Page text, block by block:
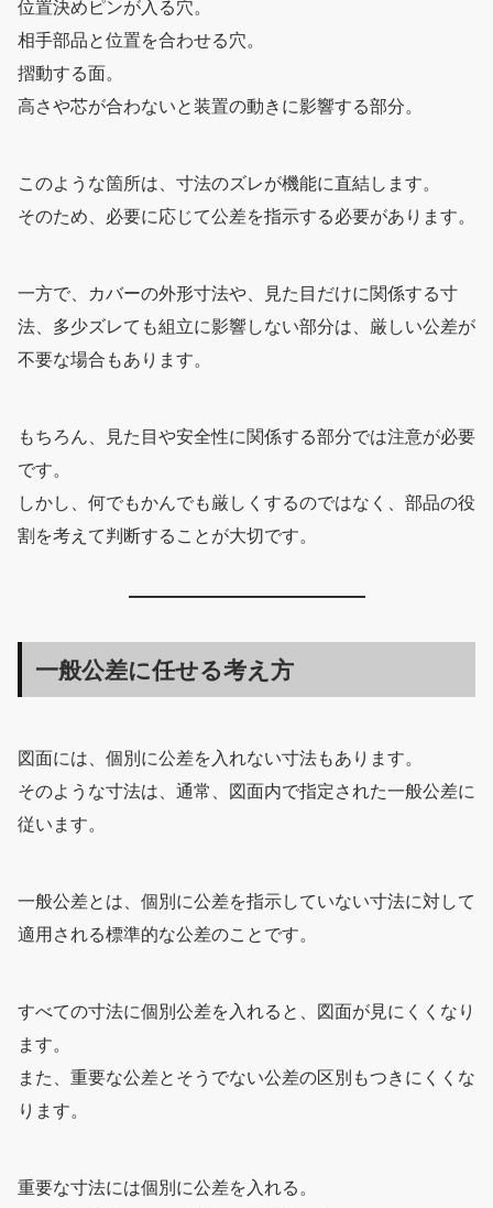
位置決めピンが入る穴。
相手部品と位置を合わせる穴。
摺動する面。
高さや芯が合わないと装置の動きに影響する部分。
このような箇所は、寸法のズレが機能に直結します。
そのため、必要に応じて公差を指示する必要があります。
一方で、カバーの外形寸法や、見た目だけに関係する寸
法、多少ズレても組立に影響しない部分は、厳しい公差が
不要な場合もあります。
もちろん、見た目や安全性に関係する部分では注意が必要
です。
しかし、何でもかんでも厳しくするのではなく、部品の役
割を考えて判断することが大切です。
一般公差に任せる考え方
図面には、個別に公差を入れない寸法もあります。
そのような寸法は、通常、図面内で指定された一般公差に
従います。
一般公差とは、個別に公差を指示していない寸法に対して
適用される標準的な公差のことです。
すべての寸法に個別公差を入れると、図面が見にくくなり
ます。
また、重要な公差とそうでない公差の区別もつきにくくな
ります。
重要な寸法には個別に公差を入れる。